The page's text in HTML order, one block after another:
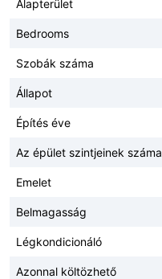
Alapterület
Bedrooms
Szobák száma
Állapot
Építés éve
Az épület szintjeinek száma
Emelet
Belmagasság
Légkondicionáló
Azonnal költözhető